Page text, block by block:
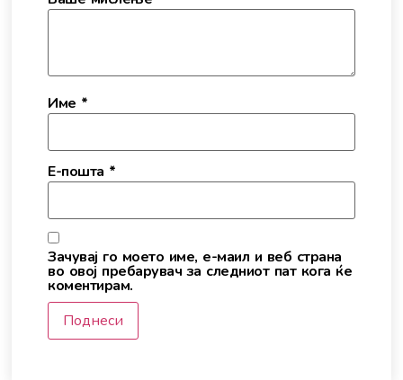
Име *
Е-пошта *
Зачувај го моето име, е-маил и веб страна
во овој пребарувач за следниот пат кога ќе
коментирам.